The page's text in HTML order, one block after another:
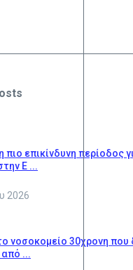
πιο επικίνδυνη περίοδος
Ε ...
2026
νοσοκομείο 30χρονη
...